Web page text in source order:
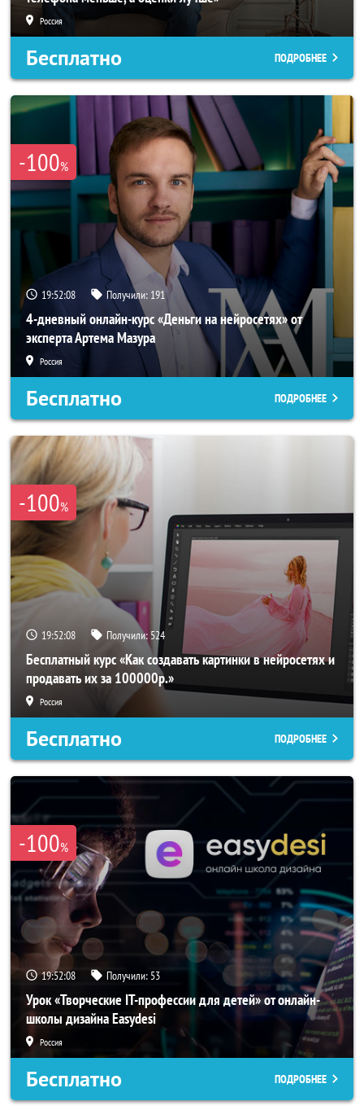
Россия
Бесплатно ПОДРОБНЕЕ
-100%
19:52:05 Получили: 191
4-дневный онлайн-курс «Деньги на нейросетях» от
эксперта Артема Мазура
Россия
Бесплатно ПОДРОБНЕЕ
-100%
19:52:05 Получили: 524
Бесплатный курс «Как создавать картинки в нейросетях и
продавать их за 100000р.»
Россия
Бесплатно ПОДРОБНЕЕ
-100%
19:52:05 Получили: 53
Урок «Творческие IT-профессии для детей» от онлайн-
школы дизайна Easydesi
Россия
Бесплатно ПОДРОБНЕЕ